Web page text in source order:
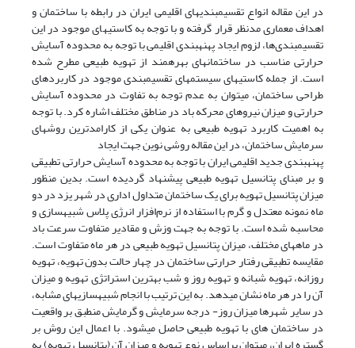
در این مقاله انواع تقسیم­بندی­های اقلیمی ایران در رابطه با ساختمان و
اهداف معماری مدنظر قرار گرفته و با توجه به کاستی­های موجود در این
تقسیم­بندی‌ها، لزوم ایجاد پهنه­بندی اقلیمی با توجه به محدوده آسایش
حرارتی مناسب در ساختمان­های بهره­مند از تهویه طبیعی مطرح ­شده
است. از جمله کاستی­های سیستم­های تقسیم­بندی موجود در کاربردهای
طراحی ساختمان، می­توان به عدم توجه به تفاوت در محدوده آسایش
حرارتی و میزان نیروهای محرکه باد در مناطق مختلف اشاره کرد. با توجه
به اهمیت کاربرد تهویه طبیعی به عنوان یکی از کارامدترین روش­های
سرمایش ساختمان، در این مقاله روشی نوین جهت ایجاد
پهنه­بندی جدید اقلیمی ایران با توجه به محدوده آسایش حرارتی تطبیقی
و بر مبنای پتانسیل تهویه طبیعی پیشنهاد گردیده است. بدین منظور
میزان پتانسیل تهویه برای یک ساختمان متداول اداری در شهر یزد در دو
ماه نمونه معتدل و گرم با استفاده از نرم‌افزار انرژی پلاس شبیه­سازی و
محاسبه شده است. با توجه به جهت وزش و مقادیر متفاوت سرعت باد
در ماه­های مختلف، میزان پتانسیل تهویه طبیعی در هر ماه متفاوت است.
مقایسه تطبیقی رفتار حرارتی ساختمان در چهار حالت بدون تهویه، تهویه
روزانه، تهویه شبانه و تهویه روز و شب بهترین استراتژی تهویه و میزان
آن را در هر ماه نشان می­دهد. به این ترتیب با انجام شبیه­سازی­های مشابه،
در سایر شهرها میزان روز- درجه سرمایش و گرمایش منطبق بر واقعیت
در ساختمان های با تهویه طبیعی حاصل می­شود. با اعمال این روش بر